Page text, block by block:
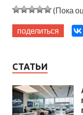
(Пока
поделиться
СТАТЬИ